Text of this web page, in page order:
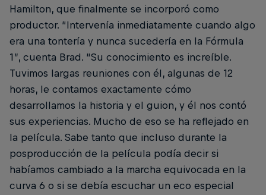
Hamilton, que finalmente se incorporó como
productor. “Intervenía inmediatamente cuando algo
era una tontería y nunca sucedería en la Fórmula
1”, cuenta Brad. “Su conocimiento es increíble.
Tuvimos largas reuniones con él, algunas de 12
horas, le contamos exactamente cómo
desarrollamos la historia y el guion, y él nos contó
sus experiencias. Mucho de eso se ha reflejado en
la película. Sabe tanto que incluso durante la
posproducción de la película podía decir si
habíamos cambiado a la marcha equivocada en la
curva 6 o si se debía escuchar un eco especial